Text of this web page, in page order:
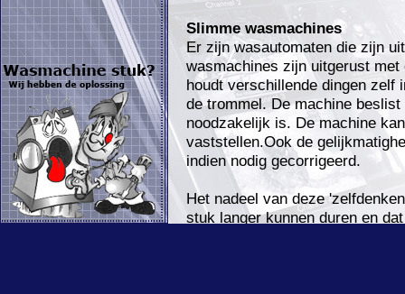
Slimme wasmachines
Er zijn wasautomaten die zijn
wasmachines zijn uitgerust
houdt verschillende dingen zelf
de trommel. De machine
noodzakelijk is. De machine
vaststellen.Ook de
indien nodig gecorrigeerd.
Het nadeel van deze
stuk langer kunnen duren en